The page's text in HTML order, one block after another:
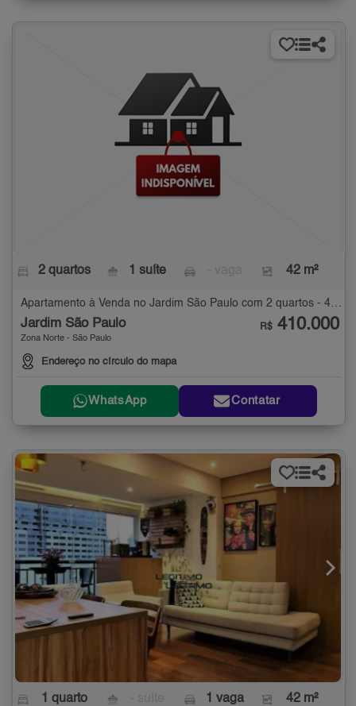
2 quartos 1 suíte 42 m²
Jardim São Paulo
Zona Norte - São Paulo
Endereço no círculo do mapa
R$ 410.000
WhatsApp Contatar
1 quarto 1 vaga 42 m²